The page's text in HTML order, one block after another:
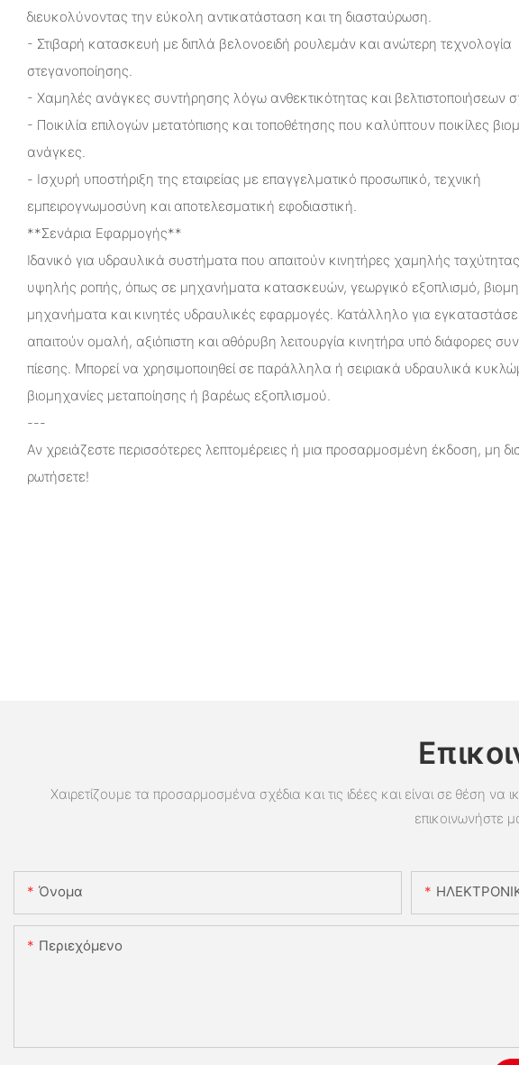
διευκολύνοντας την εύκολη αντικατάσταση και τη διασταύρωση.
- Στιβαρή κατασκευή με διπλά βελονοειδή ρουλεμάν και ανώτερη τεχνολογία
στεγανοποίησης.
- Χαμηλές ανάγκες συντήρησης λόγω ανθεκτικότητας και βελτιστοποιήσεων
- Ποικιλία επιλογών μετατόπισης και τοποθέτησης που καλύπτουν ποικίλες
ανάγκες.
- Ισχυρή υποστήριξη της εταιρείας με επαγγελματικό προσωπικό, τεχνική
εμπειρογνωμοσύνη και αποτελεσματική εφοδιαστική.
**Σενάρια Εφαρμογής**
Ιδανικό για υδραυλικά συστήματα που απαιτούν κινητήρες χαμηλής
υψηλής ροπής, όπως σε μηχανήματα κατασκευών, γεωργικό εξοπλισμό,
μηχανήματα και κινητές υδραυλικές εφαρμογές. Κατάλληλο για
απαιτούν ομαλή, αξιόπιστη και αθόρυβη λειτουργία κινητήρα υπό διάφορες
πίεσης. Μπορεί να χρησιμοποιηθεί σε παράλληλα ή σειριακά υδραυλικά
βιομηχανίες μεταποίησης ή βαρέως εξοπλισμού.
---
Αν χρειάζεστε περισσότερες λεπτομέρειες ή μια προσαρμοσμένη έκδοση, μη
ρωτήσετε!
Χαιρετίζουμε τα προσαρμοσμένα σχέδια και τις ιδέες και είναι σε θέση να
επικοινωνήστε
Όνομα
Περιεχόμενο